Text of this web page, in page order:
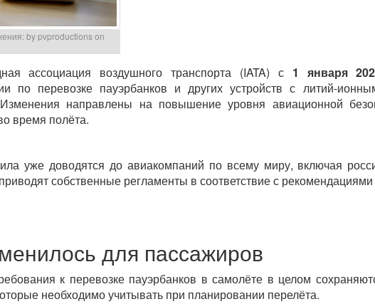
by pvproductions on
ассоциация воздушного транспорта (IATA) с 1 января
по перевозке пауэрбанков и других устройств с литий-
направлены на повышение уровня авиационной
время полёта.
уже доводятся до авиакомпаний по всему миру, включая
собственные регламенты в соответствие с рекомендациями
для пассажиров
к перевозке пауэрбанков в самолёте в целом
необходимо учитывать при планировании перелёта.